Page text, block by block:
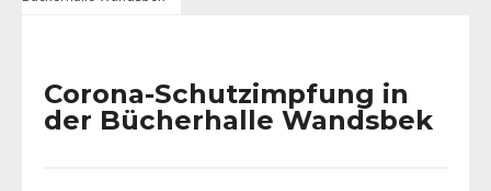
Corona-Schutzimpfung in
der Bücherhalle Wandsbek